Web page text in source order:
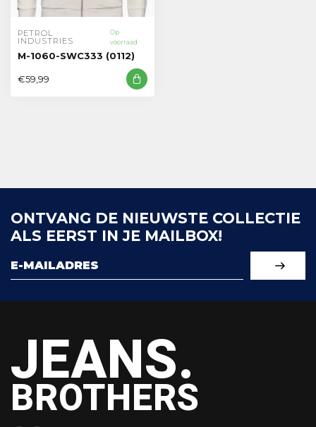
PETROL
INDUSTRIES
Op
voorraad
M-1060-SWC333 (0112)
€59,99
ONTVANG DE NIEUWSTE COLLECTIE
ALS EERST IN JE MAILBOX!
JEANS.
BROTHERS